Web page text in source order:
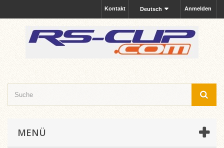
Anmelden
Deutsch
Kontakt
MENÜ